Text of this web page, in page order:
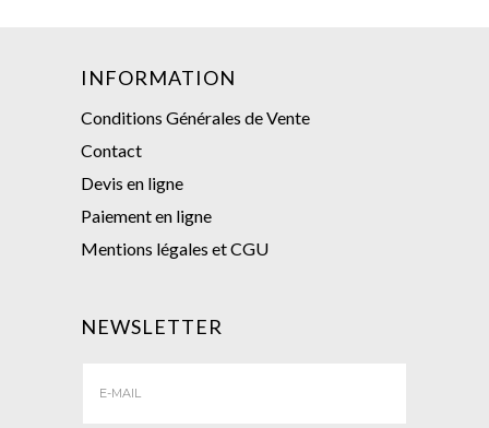
INFORMATION
Conditions Générales de Vente
Contact
Devis en ligne
Paiement en ligne
Mentions légales et CGU
NEWSLETTER